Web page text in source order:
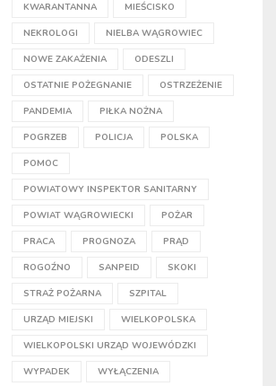
KWARANTANNA MIEŚCISKO
NEKROLOGI NIELBA WĄGROWIEC
NOWE ZAKAŻENIA ODESZLI
OSTATNIE POŻEGNANIE OSTRZEŻENIE
PANDEMIA PIŁKA NOŻNA
POGRZEB POLICJA POLSKA
POMOC
POWIATOWY INSPEKTOR SANITARNY
POWIAT WĄGROWIECKI POŻAR
PRACA PROGNOZA PRĄD
ROGOŹNO SANPEID SKOKI
STRAŻ POŻARNA SZPITAL
URZĄD MIEJSKI WIELKOPOLSKA
WIELKOPOLSKI URZĄD WOJEWÓDZKI
WYPADEK WYŁĄCZENIA